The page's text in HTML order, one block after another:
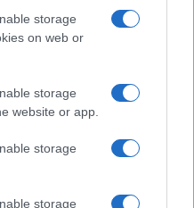
storage
on web or
storage
website or app.
storage
storage
si inserisce in un
la carenza di
orientata verso
una leva
immobili da ristrutturare
contenuto ma è
e questo ha